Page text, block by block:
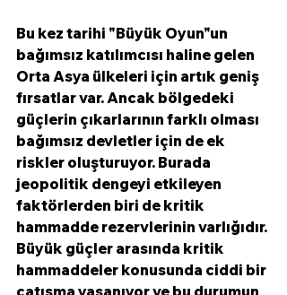
Bu kez tarihi "Büyük Oyun"un
bağımsız katılımcısı haline gelen
Orta Asya ülkeleri için artık geniş
fırsatlar var. Ancak bölgedeki
güçlerin çıkarlarının farklı olması
bağımsız devletler için de ek
riskler oluşturuyor. Burada
jeopolitik dengeyi etkileyen
faktörlerden biri de kritik
hammadde rezervlerinin varlığıdır.
Büyük güçler arasında kritik
hammaddeler konusunda ciddi bir
çatışma yaşanıyor ve bu durumun